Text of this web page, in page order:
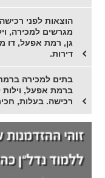
הוצאות לפני
מגרשים למכירה,
גן, רמת אפעל, דו
דירות.
בתים למכירה
ברמת אפעל, וילות
רכישה. בעלות,